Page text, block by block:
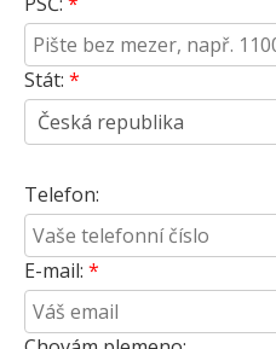
Stát:
Telefon:
E-mail: